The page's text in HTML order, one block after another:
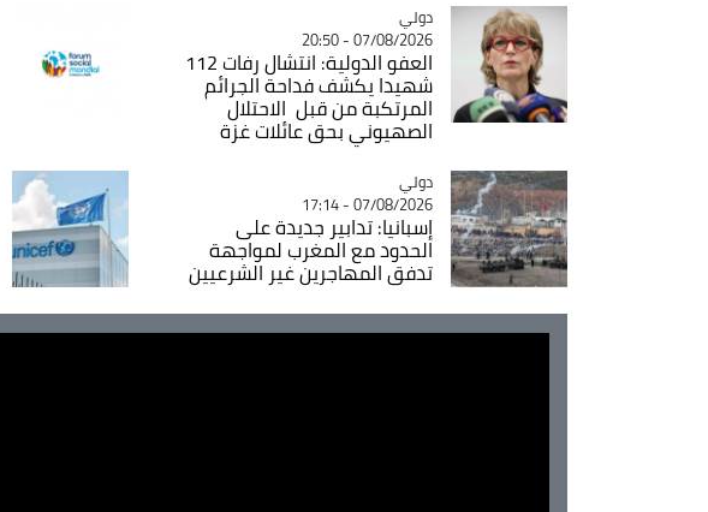
Catégorie
دولي
07/08/2026 - 20:50
العفو الدولية: انتشال رفات 112
شهيدا يكشف فداحة الجرائم
المرتكبة من قبل الاحتلال
الصهيوني بحق عائلات غزة
Catégorie
دولي
07/08/2026 - 17:14
إسبانيا: تدابير جديدة على
الحدود مع المغرب لمواجهة
تدفق المهاجرين غير الشرعيين